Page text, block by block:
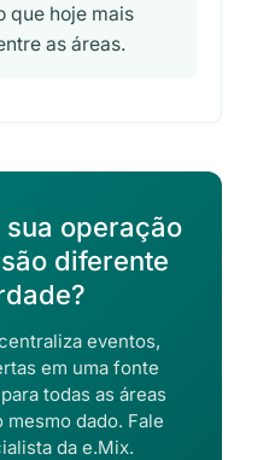
que hoje mais
as áreas.
sua operação
diferente
eventos,
em uma fonte
todas as áreas
dado. Fale
da e.Mix.